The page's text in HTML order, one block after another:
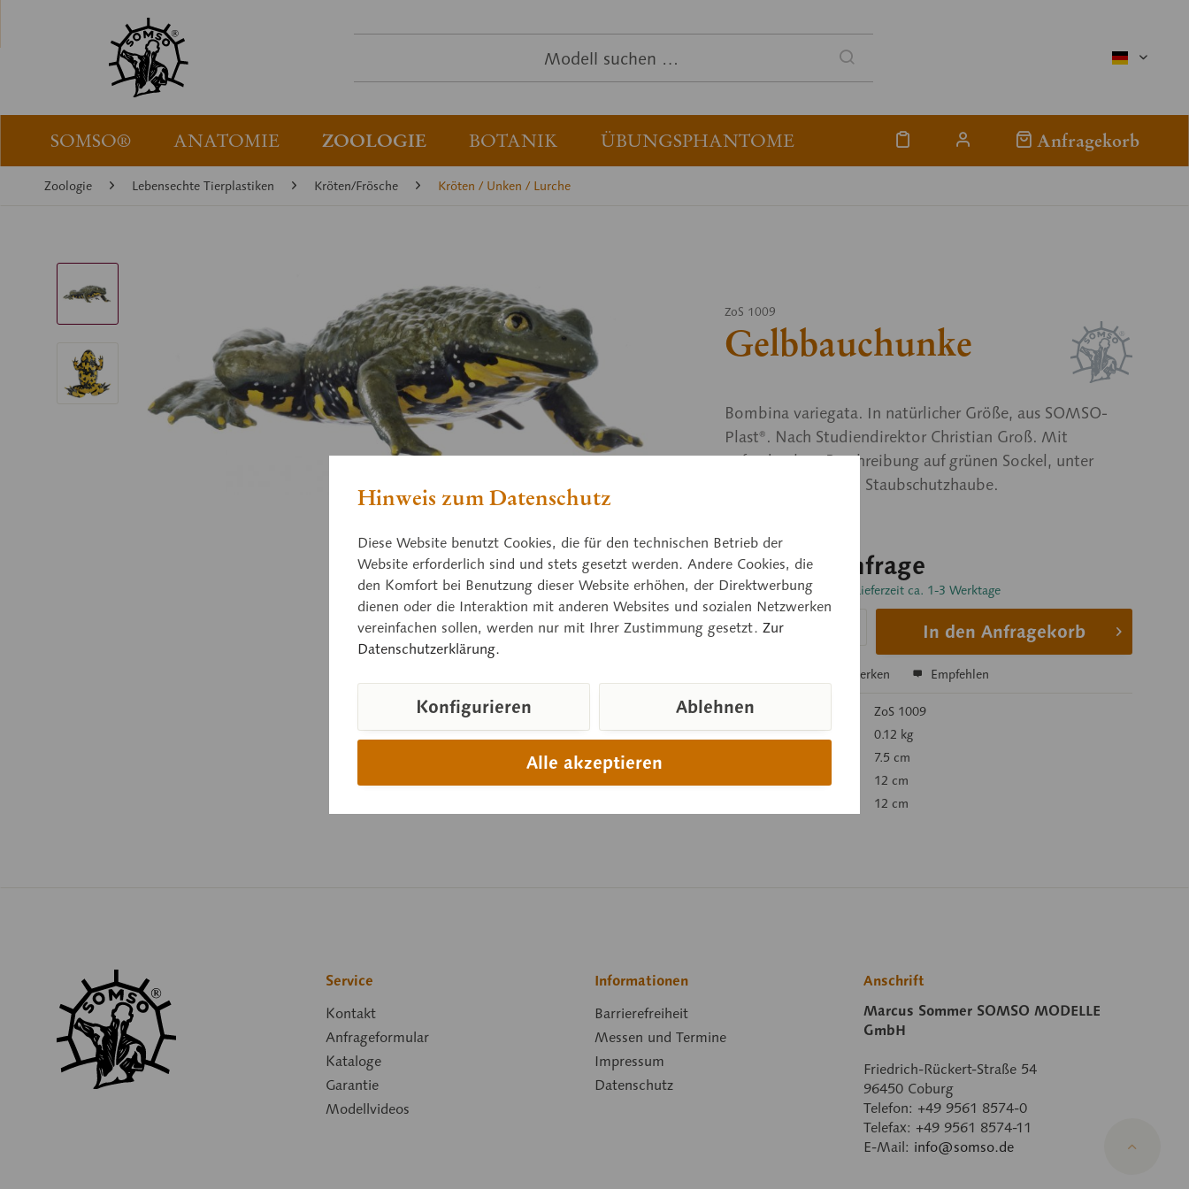
deutsch
SOMSO® ANATOMIE ZOOLOGIE BOTANIK ÜBUNGSPHANTOME Anfragekorb
Zoologie Lebensechte Tierplastiken Kröten/Frösche Kröten / Unken / Lurche
ZoS 1009
Gelbbauchunke
Bombina variegata. In natürlicher Größe, aus SOMSO-
Plast®. Nach Studiendirektor Christian Groß. Mit
aufgedruckter Beschreibung auf grünen Sockel, unter
einer transparenten Staubschutzhaube.
Preis auf Anfrage
Sofort versandfertig, Lieferzeit ca. 1-3 Werktage
In den Anfragekorb
Merken Empfehlen
Artikelnummer:
ZoS 1009
Gewicht (in kg):
0.12 kg
7.5 cm
12 cm
12 cm
Service
Kontakt
Anfrageformular
Kataloge
Garantie
Modellvideos
Informationen
Barrierefreiheit
Messen und Termine
Impressum
Datenschutz
Anschrift
Marcus Sommer SOMSO MODELLE
GmbH
Friedrich-Rückert-Straße 54
96450 Coburg
Telefon: +49 9561 8574-0
Telefax: +49 9561 8574-11
E-Mail: info@somso.de
Hinweis zum Datenschutz
Diese Website benutzt Cookies, die für den technischen Betrieb der
Website erforderlich sind und stets gesetzt werden. Andere Cookies, die
den Komfort bei Benutzung dieser Website erhöhen, der Direktwerbung
dienen oder die Interaktion mit anderen Websites und sozialen Netzwerken
vereinfachen sollen, werden nur mit Ihrer Zustimmung gesetzt. Zur
Datenschutzerklärung.
Alle akzeptieren
Konfigurieren Ablehnen